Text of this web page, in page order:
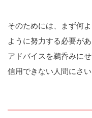
そのためには、まず何
ように努力する必要が
アドバイスを鵜呑みに
信用できない人間にさ